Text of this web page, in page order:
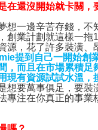
在還沒開始就卡關，
想一邊辛苦存錢，不
創業計劃就這樣一拖1
源，花了許多裝潢
提到自己一開始創
，而且在市場累積
現有資源試試水溫
想要萬事俱足，要裝
專注在你真正的事業